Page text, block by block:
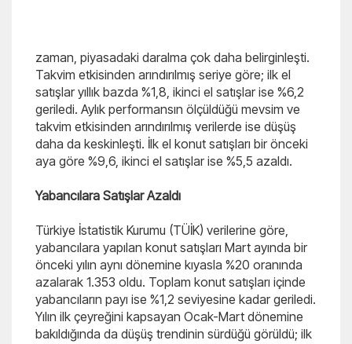
zaman, piyasadaki daralma çok daha belirginleşti.
Takvim etkisinden arındırılmış seriye göre; ilk el
satışlar yıllık bazda %1,8, ikinci el satışlar ise %6,2
geriledi. Aylık performansın ölçüldüğü mevsim ve
takvim etkisinden arındırılmış verilerde ise düşüş
daha da keskinleşti. İlk el konut satışları bir önceki
aya göre %9,6, ikinci el satışlar ise %5,5 azaldı.
Yabancılara Satışlar Azaldı
Türkiye İstatistik Kurumu (TÜİK) verilerine göre,
yabancılara yapılan konut satışları Mart ayında bir
önceki yılın aynı dönemine kıyasla %20 oranında
azalarak 1.353 oldu. Toplam konut satışları içinde
yabancıların payı ise %1,2 seviyesine kadar geriledi.
Yılın ilk çeyreğini kapsayan Ocak-Mart dönemine
bakıldığında da düşüş trendinin sürdüğü görüldü; ilk